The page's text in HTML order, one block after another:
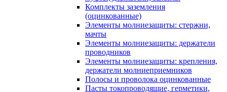
Комплекты заземления
(оцинкованные)
Элементы молниезащиты: стержни,
мачты
Элементы молниезащиты: держатели
проводников
Элементы молниезащиты: крепления,
держатели молниеприемников
Полосы и проволока оцинкованные
Пасты токопроводящие, герметики,